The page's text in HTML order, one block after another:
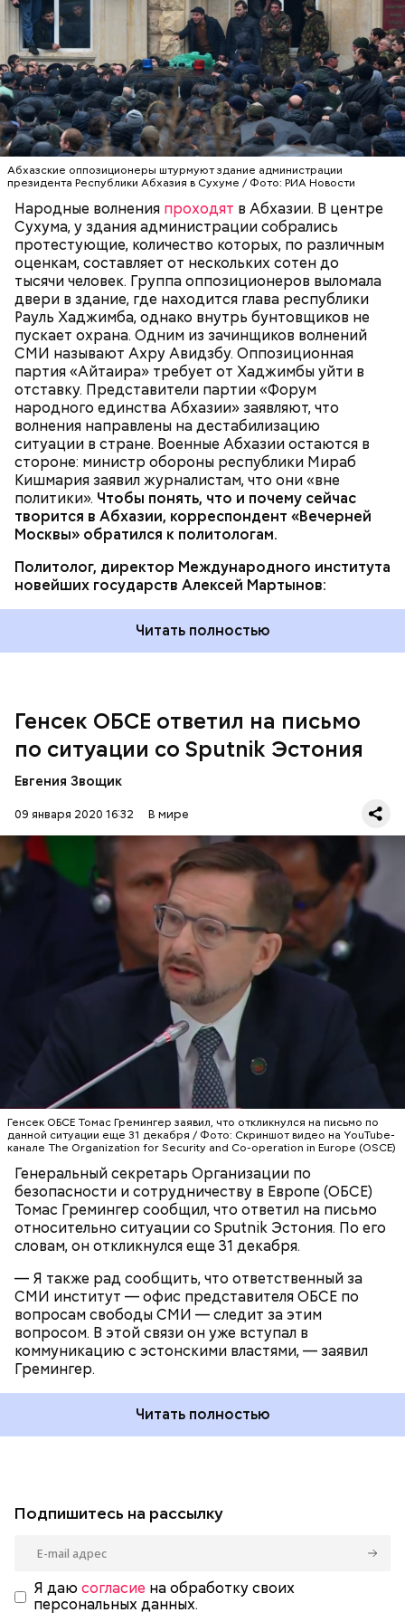
Абхазские оппозиционеры штурмуют здание администрации
президента Республики Абхазия в Сухуме / Фото: РИА Новости
Народные волнения проходят в Абхазии. В центре
Сухума, у здания администрации собрались
протестующие, количество которых, по различным
оценкам, составляет от нескольких сотен до
тысячи человек. Группа оппозиционеров выломала
двери в здание, где находится глава республики
Рауль Хаджимба, однако внутрь бунтовщиков не
пускает охрана. Одним из зачинщиков волнений
СМИ называют Ахру Авидзбу. Оппозиционная
партия «Айтаира» требует от Хаджимбы уйти в
отставку. Представители партии «Форум
народного единства Абхазии» заявляют, что
волнения направлены на дестабилизацию
ситуации в стране. Военные Абхазии остаются в
стороне: министр обороны республики Мираб
Кишмария заявил журналистам, что они «вне
политики». Чтобы понять, что и почему сейчас
творится в Абхазии, корреспондент «Вечерней
Москвы» обратился к политологам.
Политолог, директор Международного института
новейших государств Алексей Мартынов:
— В общем, очевидно: несмотря на усилия
политтехнологических «штукатуров», в результате
прошедшего электорального цикла у них в
очередной раз не получилось достигнуть
общественно-политического согласия.
Читать полностью
ГОСУДАРСТВЕННЫЙ ПЕРЕВОРОТ
АБХАЗИЯ
ПОЛИТОЛОГИ
Генсек ОБСЕ ответил на письмо
по ситуации со Sputnik Эстония
Евгения Звощик
09 января 2020 16:32 В мире
Генсек ОБСЕ Томас Гремингер заявил, что откликнулся на письмо по
данной ситуации еще 31 декабря / Фото: Скриншот видео на YouTube-
канале The Organization for Security and Co-operation in Europe (OSCE)
Генеральный секретарь Организации по
безопасности и сотрудничеству в Европе (ОБСЕ)
Томас Гремингер сообщил, что ответил на письмо
относительно ситуации со Sputnik Эстония. По его
словам, он откликнулся еще 31 декабря.
— Я также рад сообщить, что ответственный за
СМИ институт — офис представителя ОБСЕ по
вопросам свободы СМИ — следит за этим
вопросом. В этой связи он уже вступал в
коммуникацию с эстонскими властями, — заявил
Гремингер.
Он отметил, что офис представителя направил
властям Эстонии письмо, где указал на
необходимость не создавать препятствия работе
иностранных журналистов, передает
Новости
агентства «Sputnik Эстония» получили письма от
эстонских властей с требованием прекратить
трудовые отношения с МИА «Россия сегодня». Если
грозят возбуждением уголовных дел. Таллин
Европейский союз ввел в марте 2014 года против
физических и юридических лиц на фоне событий
на Украине.
Президент России Владимир Путинзаявил, что его
удивляет происходящее в Эстонии, и подчеркнул,
что попытки властей страны помешать работе
журналистов не должны остаться незамеченными.
По его словам, необходимо оказать максимальную
поддержку работе Sputnik в других странах.
В результате сотрудники эстонского бюро
агентства Sputnik с 1 январябыли вынуждены
разорвать трудовые отношения с организацией
из-за давления властей.
Читать полностью
ЭСТОНИЯ ОБСЕ
Подпишитесь на рассылку
Я даю согласие на обработку своих
персональных данных.